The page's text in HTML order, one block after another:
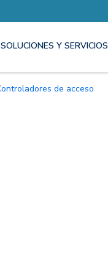
SOLUCIONES Y SERVICIOS
Controladores de acceso